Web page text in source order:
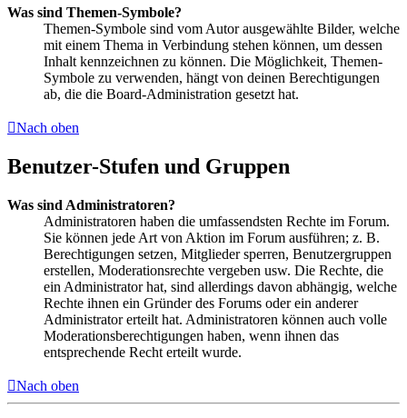
Was sind Themen-Symbole?
Themen-Symbole sind vom Autor ausgewählte Bilder, welche
mit einem Thema in Verbindung stehen können, um dessen
Inhalt kennzeichnen zu können. Die Möglichkeit, Themen-
Symbole zu verwenden, hängt von deinen Berechtigungen
ab, die die Board-Administration gesetzt hat.
Nach oben
Benutzer-Stufen und Gruppen
Was sind Administratoren?
Administratoren haben die umfassendsten Rechte im Forum.
Sie können jede Art von Aktion im Forum ausführen; z. B.
Berechtigungen setzen, Mitglieder sperren, Benutzergruppen
erstellen, Moderationsrechte vergeben usw. Die Rechte, die
ein Administrator hat, sind allerdings davon abhängig, welche
Rechte ihnen ein Gründer des Forums oder ein anderer
Administrator erteilt hat. Administratoren können auch volle
Moderationsberechtigungen haben, wenn ihnen das
entsprechende Recht erteilt wurde.
Nach oben